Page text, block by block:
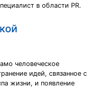
в области PR.
человеческое
идей, связанное с
жизни, и появление